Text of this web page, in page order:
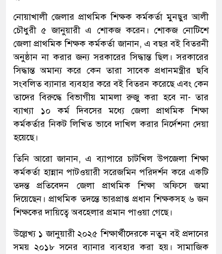
নোয়াখালী জেলার প্রাথমিক শিক্ষক কর্মকর্তা মুনছুর আলী
চৌধুরী ৫ জানুয়ারী এ শোকজ করেন। শোকজ নোটিশে
জেলা প্রাথমিক শিক্ষক কর্মকর্তা জানান, এ বছর বই বিতরনী
অনুষ্ঠান না করার জন্য সরকারের সিদ্ধান্ত ছিল। সরকারের
সিদ্ধান্ত অমান্য করে কেন তারা সাবেক প্রধানমন্ত্রীর ছবি
সংবলিত ব্যানার ব্যবহার করে বই বিতরন করেছে এবং কেন
তাদের বিরুদ্ধে বিভাগীয় মামলা রুজু করা হবে না- তার
ব্যাখ্যা ১০ কর্ম দিবসের মধ্যে জেলা প্রাথমিক শিক্ষা
কর্মকর্তার নিকট লিখিত ভাবে দাখিল করার নির্দেশনা দেয়া
হয়েছে।
তিনি আরো জানান, এ ব্যাপারে চাটখিল উপজেলা শিক্ষা
কর্মকর্তা হান্নান পাটওয়ারী সরেজমিন পরিদর্শন করে একটি
তদন্ত প্রতিবেদন জেলা প্রাথমিক শিক্ষা অফিসে জমা
দিয়েছেন। প্রাথমিক তদন্তে ভারপ্রাপ্ত প্রধান শিক্ষকসহ ৬ জন
শিক্ষকের দায়িত্বে অবহেলার প্রমান পাওয়া গেছে।
উল্লেখ্য ১ জানুয়ারী ২০২৫ শিক্ষার্থীদেরকে নতুন বই প্রদানের
সময় ২০১৮ সনের ব্যানার ব্যবহার করা হয়। সামাজিক